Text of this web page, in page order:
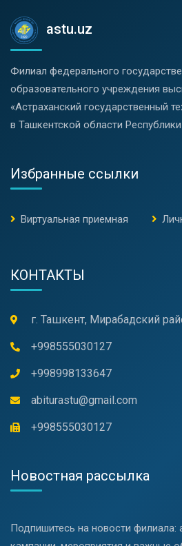
astu.uz
Филиал федерального
образовательного учреждения
«Астраханский государственный
в Ташкентской области
Избранные ссылки
Виртуальная приемная
КОНТАКТЫ
г. Ташкент, Мирабадский
+998555030127
+998998133647
abiturastu@gmail.com
+998555030127
Новостная рассылка
Подпишитесь на новости филиала: